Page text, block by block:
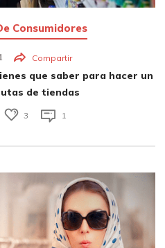
Consumidores
Compartir
que saber para hacer un
de tiendas
3 1